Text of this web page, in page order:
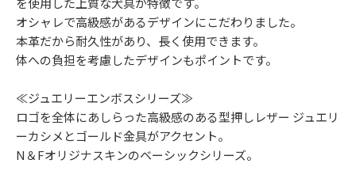
オシャレで高級感があるデザインにこだわりました。
本革だから耐久性があり、長く使用できます。
体への負担を考慮したデザインもポイントです。
≪ジュエリーエンボスシリーズ≫
ロゴを全体にあしらった高級感のある型押しレザー ジュエリ
ーカシメとゴールド金具がアクセント。
N＆Fオリジナスキンのベーシックシリーズ。